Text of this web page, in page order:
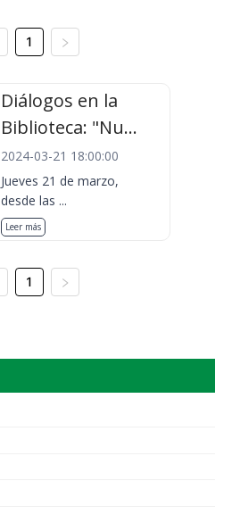
1
Diálogos en la
Biblioteca: "Nu...
2024-03-21 18:00:00
Jueves 21 de marzo,
desde las ...
Leer más
1